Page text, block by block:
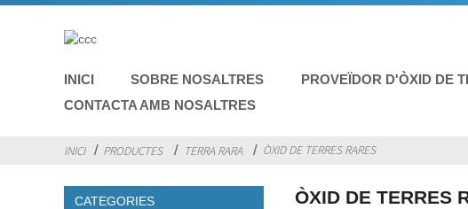
INICI SOBRE NOSALTRES PROVEÏDOR D'ÒXID DE
CONTACTA AMB NOSALTRES
INICI PRODUCTES TERRA RARA ÒXID DE TERRES RARES
CATEGORIES ÒXID DE TERRES